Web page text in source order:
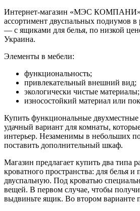
Интернет-магазин «МЭС КОМПАНИ»
ассортимент двуспальных подиумов в
— с ящиками для белья, по низкой
Украина.
Элементы в мебели:
функциональность;
привлекательный внешний вид;
экологически чистые материалы;
износостойкий материал или
Купить функциональные
удачный вариант для комнаты,
интерьер. Незаменимы в небольших
поставить дополнительный шкаф.
Магазин предлагает купить два типа
кроватного пространства: для белья
двуспальную. Под кроватью
вещей. В первом случае, чтобы
выдвиньте ящик. Во втором варианте